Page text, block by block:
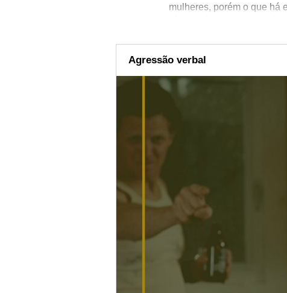
mulheres, porém o que há
deve agir e com quem
controladores e
Para continuar
Agressão verbal